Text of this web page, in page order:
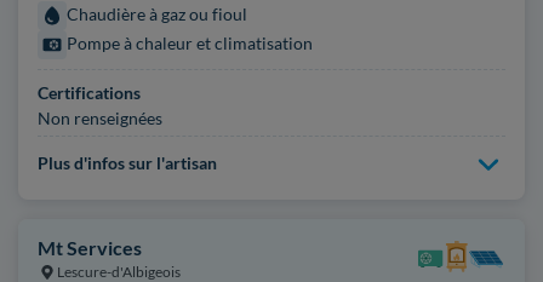
Chaudière à gaz ou fioul
Pompe à chaleur et climatisation
Certifications
Non renseignées
Plus d'infos sur l'artisan
Mt Services
Lescure-d'Albigeois